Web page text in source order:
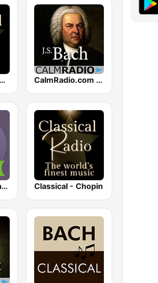
Classical - Beethoven CalmRadio.com - Bach
Klassik Radio Bach Classical - Chopin